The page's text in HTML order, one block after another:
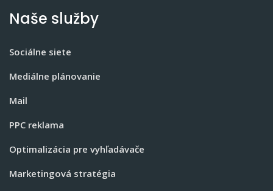
Naše služby
Sociálne siete
Mediálne plánovanie
Mail
PPC reklama
Optimalizácia pre vyhľadávače
Marketingová stratégia